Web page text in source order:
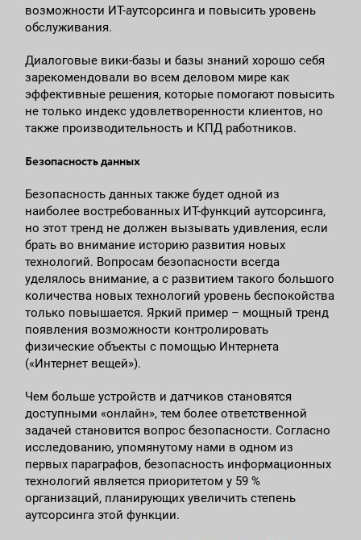
возможности ИТ-аутсорсинга и повысить уровень
обслуживания.
Диалоговые вики-базы и базы знаний хорошо себя
зарекомендовали во всем деловом мире как
эффективные решения, которые помогают повысить
не только индекс удовлетворенности клиентов, но
также производительность и КПД работников.
Безопасность данных
Безопасность данных также будет одной из
наиболее востребованных ИТ-функций аутсорсинга,
но этот тренд не должен вызывать удивления, если
брать во внимание историю развития новых
технологий. Вопросам безопасности всегда
уделялось внимание, а с развитием такого большого
количества новых технологий уровень беспокойства
только повышается. Яркий пример – мощный тренд
появления возможности контролировать
физические объекты с помощью Интернета
(«Интернет вещей»).
Чем больше устройств и датчиков становятся
доступными «онлайн», тем более ответственной
задачей становится вопрос безопасности. Согласно
исследованию, упомянутому нами в одном из
первых параграфов, безопасность информационных
технологий является приоритетом у 59 %
организаций, планирующих увеличить степень
аутсорсинга этой функции.